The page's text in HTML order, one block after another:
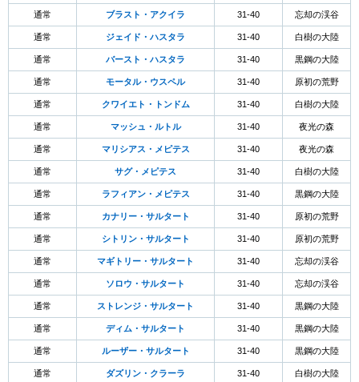
通常 ブラスト・アクイラ 31-40 忘却の渓谷
通常 ジェイド・ハスタラ 31-40 白樹の大陸
通常 バースト・ハスタラ 31-40 黒鋼の大陸
通常 モータル・ウスペル 31-40 原初の荒野
通常 クワイエト・トンドム 31-40 白樹の大陸
通常 マッシュ・ルトル 31-40 夜光の森
通常 マリシアス・メピテス 31-40 夜光の森
通常 サグ・メピテス 31-40 白樹の大陸
通常 ラフィアン・メピテス 31-40 黒鋼の大陸
通常 カナリー・サルタート 31-40 原初の荒野
通常 シトリン・サルタート 31-40 原初の荒野
通常 マギトリー・サルタート 31-40 忘却の渓谷
通常 ソロウ・サルタート 31-40 忘却の渓谷
通常 ストレンジ・サルタート 31-40 黒鋼の大陸
通常 ディム・サルタート 31-40 黒鋼の大陸
通常 ルーザー・サルタート 31-40 黒鋼の大陸
通常 ダズリン・クラーラ 31-40 白樹の大陸